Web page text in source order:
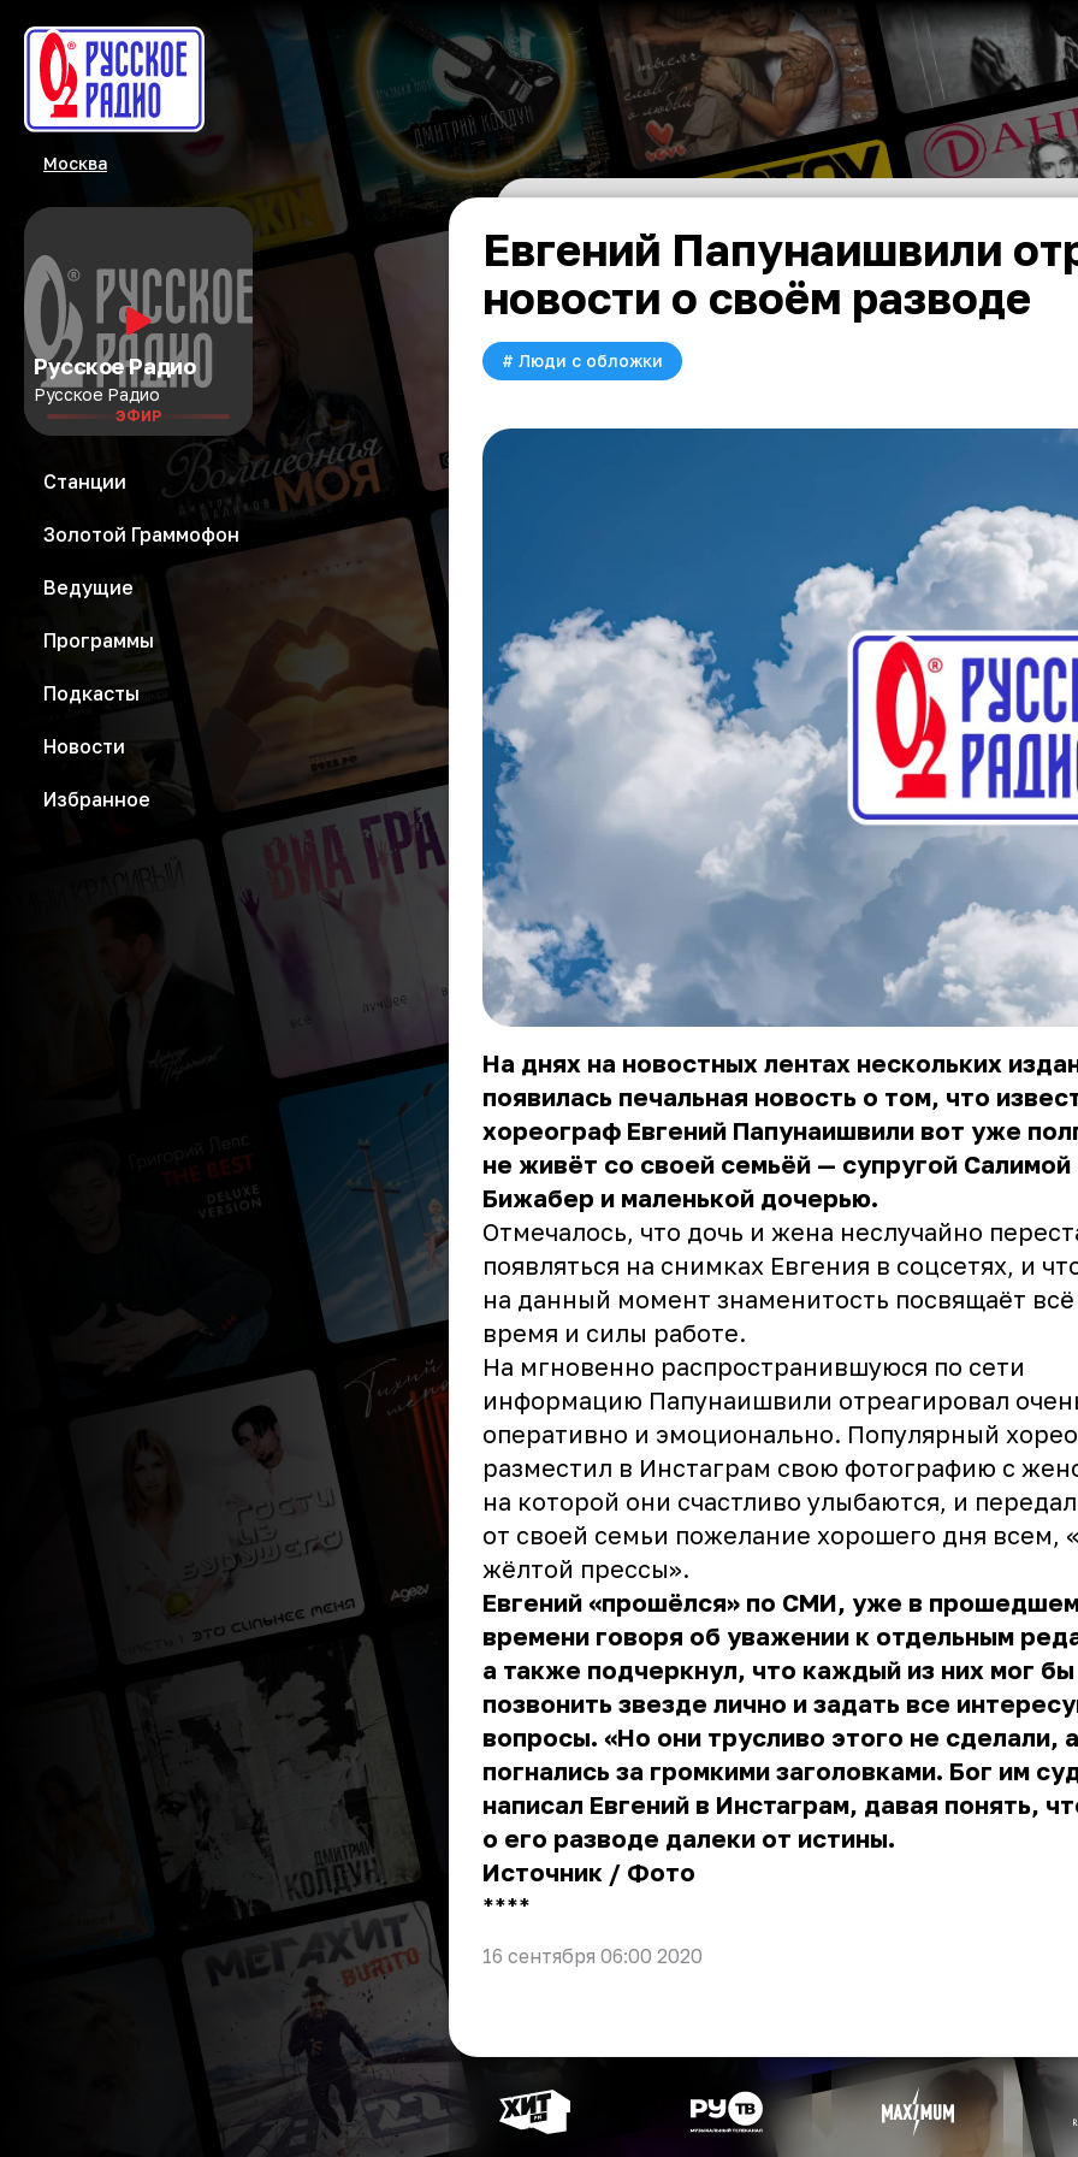
Москва
Русское Радио
Русское Радио
ЭФИР
Станции
Золотой Граммофон
Ведущие
Программы
Подкасты
Новости
Избранное
Евгений Папунаишвили
новости о своём разводе
# Люди с обложки
На днях на новостных лентах нескольких
появилась печальная новость о том, что
хореограф Евгений Папунаишвили вот уже
не живёт со своей семьёй — супругой Салимой
Бижабер и маленькой дочерью.
Отмечалось, что дочь и жена неслучайно
появляться на снимках Евгения в соцсетях, и
на данный момент знаменитость посвящаёт всё
время и силы работе.
На мгновенно распространившуюся по сети
информацию Папунаишвили отреагировал
оперативно и эмоционально. Популярный
разместил в Инстаграм свою фотографию с
на которой они счастливо улыбаются, и передал
от своей семьи пожелание хорошего дня всем,
жёлтой прессы».
Евгений «прошёлся» по СМИ, уже в
времени говоря об уважении к отдельным
а также подчеркнул, что каждый из них мог бы
позвонить звезде лично и задать все
вопросы. «Но они трусливо этого не сделали,
погнались за громкими заголовками. Бог им
написал Евгений в Инстаграм, давая понять,
о его разводе далеки от истины.
Источник / Фото
** **
16 сентября 06:00 2020